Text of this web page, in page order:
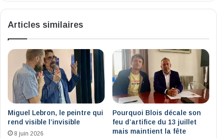
Articles similaires
Miguel Lebron, le peintre qui
rend visible l’invisible
8 juin 2026
Pourquoi Blois décale son
feu d’artifice du 13 juillet
mais maintient la fête